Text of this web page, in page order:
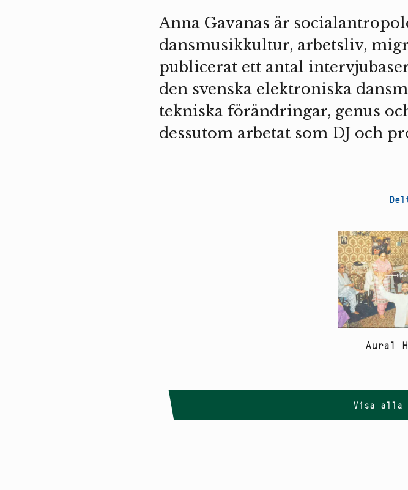
Anna Gavanas är
dansmusikkultur, arbetsliv,
publicerat ett antal
den svenska elektroniska
tekniska förändringar, genus
dessutom arbetat som DJ och
Aural
Visa alla